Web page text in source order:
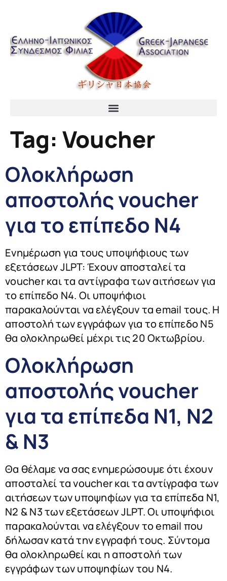
Tag: Voucher
Ολοκλήρωση
αποστολής voucher
για τo επίπεδo N4
Ενημέρωση για τους υποψήφιους των
εξετάσεων JLPT: Έχουν αποσταλεί τα
voucher και τα αντίγραφα των αιτήσεων για
το επίπεδο Ν4. Οι υποψήφιοι
παρακαλούνται να ελέγξουν τα email τους. Η
αποστολή των εγγράφων για το επίπεδο Ν5
θα ολοκληρωθεί μέχρι τις 20 Οκτωβρίου.
Ολοκλήρωση
αποστολής voucher
για τα επίπεδα Ν1, Ν2
& Ν3
Θα θέλαμε να σας ενημερώσουμε ότι έχουν
αποσταλεί τα voucher και τα αντίγραφα των
αιτήσεων των υποψηφίων για τα επίπεδα Ν1,
Ν2 & Ν3 των εξετάσεων JLPT. Οι υποψήφιοι
παρακαλούνται να ελέγξουν το email που
δήλωσαν κατά την εγγραφή τους. Σύντομα
θα ολοκληρωθεί και η αποστολή των
εγγράφων των υποψηφίων του Ν4.